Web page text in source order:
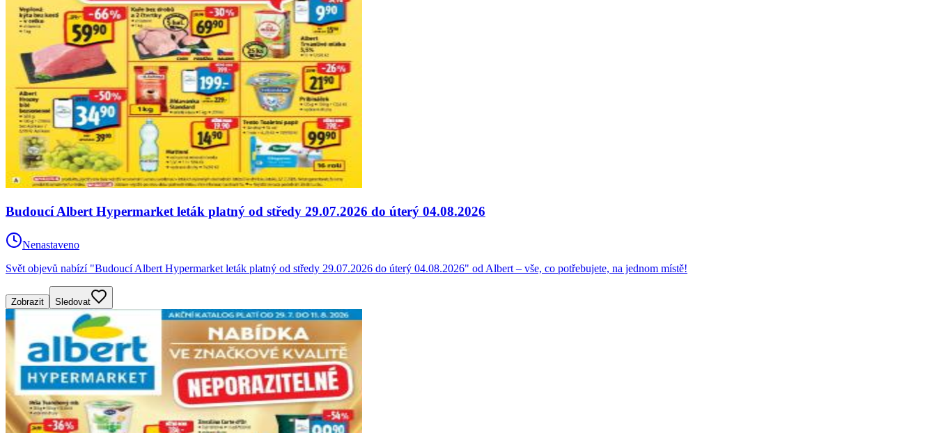
Budoucí Albert Hypermarket leták platný od středy 29.07.2026 do úterý 04.08.2026
Nenastaveno
Svět objevů nabízí "Budoucí Albert Hypermarket leták platný od středy 29.07.2026 do úterý 04.08.2026" od Albert – vše, co potřebujete, na jednom místě!
Zobrazit Sledovat